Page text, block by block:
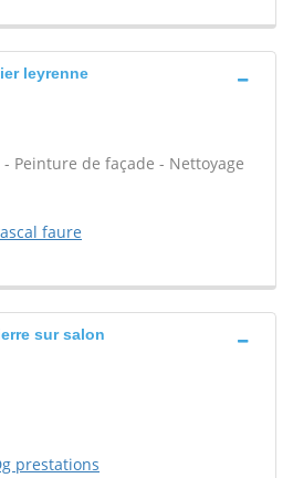
leyrenne
Peinture de façade - Nettoyage
faure
sur salon
prestations